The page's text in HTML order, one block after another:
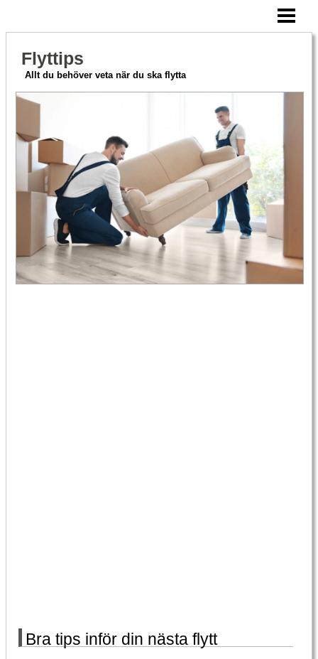
ATT TÄNKA PÅ
FLYTTFIRMA PRISER
BLOGG
Flyttips
Allt du behöver veta när du ska flytta
Bra tips inför din nästa flytt